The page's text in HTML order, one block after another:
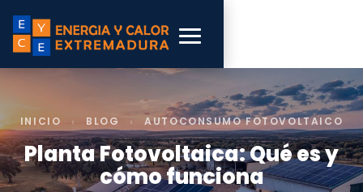
INICIO › BLOG › AUTOCONSUMO FOTOVOLTAICO
Planta Fotovoltaica: Qué es y
cómo funciona